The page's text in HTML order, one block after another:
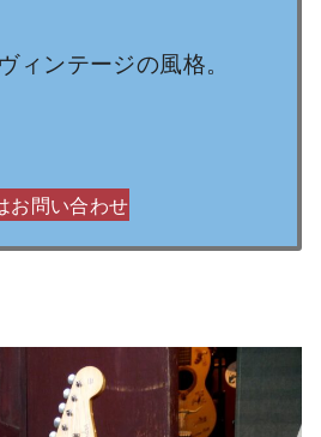
ィンテージの風格。
お問い合わせ